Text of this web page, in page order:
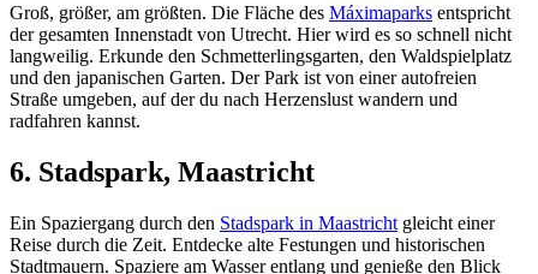
Groß, größer, am größten. Die Fläche des Máximaparks entspricht
der gesamten Innenstadt von Utrecht. Hier wird es so schnell nicht
langweilig. Erkunde den Schmetterlingsgarten, den Waldspielplatz
und den japanischen Garten. Der Park ist von einer autofreien
Straße umgeben, auf der du nach Herzenslust wandern und
radfahren kannst.
6. Stadspark, Maastricht
Ein Spaziergang durch den Stadspark in Maastricht gleicht einer
Reise durch die Zeit. Entdecke alte Festungen und historischen
Stadtmauern. Spaziere am Wasser entlang und genieße den Blick